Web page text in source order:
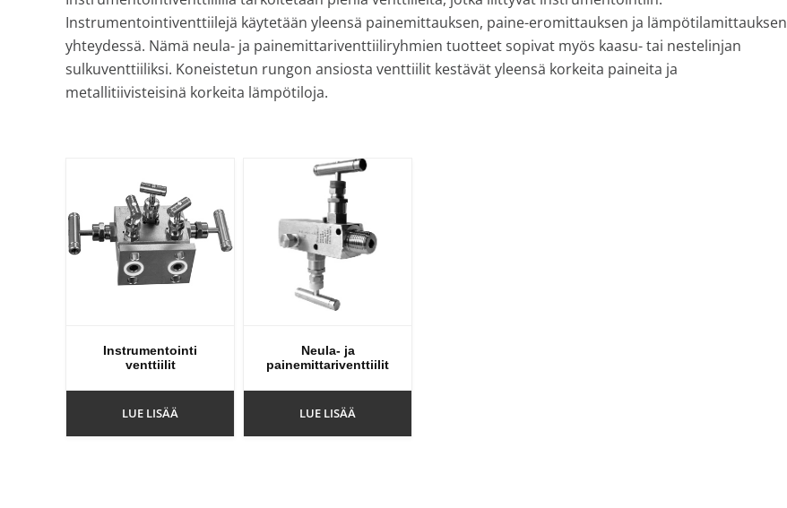
varastoi
venttiilejä
ja
mittareita.
Instrumentointiventtiilejä käytetään yleensä painemittauksen, paine-eromittauksen ja lämpötilamittauksen
yhteydessä. Nämä neula- ja painemittariventtiiliryhmien tuotteet sopivat myös kaasu- tai nestelinjan
sulkuventtiiliksi. Koneistetun rungon ansiosta venttiilit kestävät yleensä korkeita paineita ja
metallitiivisteisinä korkeita lämpötiloja.
Instrumentointi
venttiilit
LUE LISÄÄ
Neula- ja
painemittariventtiilit
LUE LISÄÄ